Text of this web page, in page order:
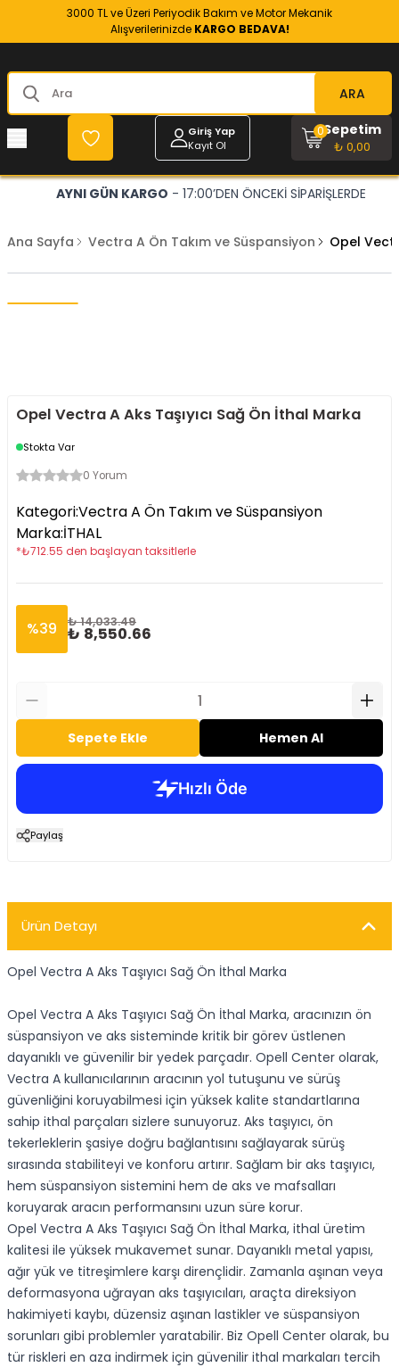
3000 TL ve Üzeri Periyodik Bakım ve Motor Mekanik
Alışverilerinizde KARGO BEDAVA!
ARA
Giriş Yap
Kayıt Ol
Sepetim
₺ 0,00
0
AYNI GÜN KARGO - 17:00’DEN ÖNCEKİ SİPARİŞLERDE
Ana Sayfa Vectra A Ön Takım ve Süspansiyon Opel
Opel Vectra A Aks Taşıyıcı Sağ Ön İthal Marka
Stokta Var
0 Yorum
Kategori:Vectra A Ön Takım ve Süspansiyon
Marka:İTHAL
*₺712.55 den başlayan taksitlerle
%39 ₺ 14,033.49
₺ 8,550.66
Sepete Ekle Hemen Al
Paylaş
Ürün Detayı
Opel Vectra A Aks Taşıyıcı Sağ Ön İthal Marka
Opel Vectra A Aks Taşıyıcı Sağ Ön İthal Marka, aracınızın ön
süspansiyon ve aks sisteminde kritik bir görev üstlenen
dayanıklı ve güvenilir bir yedek parçadır. Opell Center olarak,
Vectra A kullanıcılarının aracının yol tutuşunu ve sürüş
güvenliğini koruyabilmesi için yüksek kalite standartlarına
sahip ithal parçaları sizlere sunuyoruz. Aks taşıyıcı, ön
tekerleklerin şasiye doğru bağlantısını sağlayarak sürüş
sırasında stabiliteyi ve konforu artırır. Sağlam bir aks taşıyıcı,
hem süspansiyon sistemini hem de aks ve mafsalları
koruyarak aracın performansını uzun süre korur.
Opel Vectra A Aks Taşıyıcı Sağ Ön İthal Marka, ithal üretim
kalitesi ile yüksek mukavemet sunar. Dayanıklı metal yapısı,
ağır yük ve titreşimlere karşı dirençlidir. Zamanla aşınan veya
deformasyona uğrayan aks taşıyıcıları, araçta direksiyon
hakimiyeti kaybı, düzensiz aşınan lastikler ve süspansiyon
sorunları gibi problemler yaratabilir. Biz Opell Center olarak, bu
tür riskleri en aza indirmek için güvenilir ithal markaları tercih